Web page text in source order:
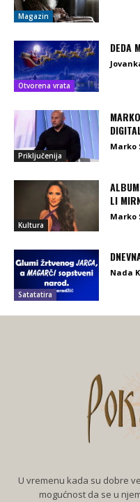
Magazin
Otvorena vrata
DEDA
Priključenija
Marko
Kultura
LI
Marko
Satatatira
Nada
U vremenu kada su dobre
mogućnost da se u